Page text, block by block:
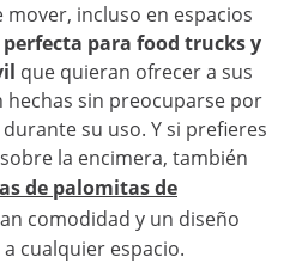
incluso en espacios
perfecta para food trucks y
que quieran ofrecer a sus
sin preocuparse por
su uso. Y si prefieres
la encimera, también
de palomitas de
comodidad y un diseño
cualquier espacio.